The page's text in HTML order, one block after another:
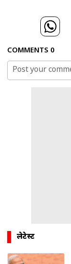
COMMENTS 0
लेटेस्ट